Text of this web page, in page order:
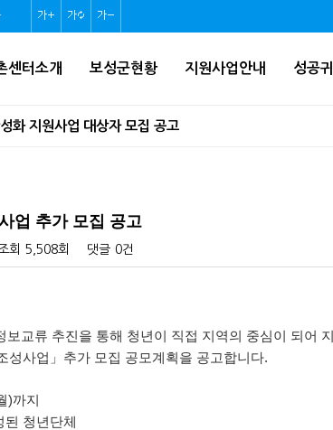
글
글
화
글
센터소개 보성군현황 지원사업안내 성공
화 지원사업 대상자 모집 공고
모집 공고
예산 고시
조사업 기본계획 수립 고시
속 지원 나선다!(인구정책과)
업 추가 모집 공고
회 5,508회 댓글 0건
보교류 추진을 통해 청년이 직접 지역의 중심이 되어
성사업」추가 모집 공모계획을 공고합니다.
)까지
된 청년단체